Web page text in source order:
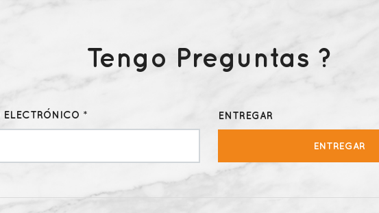
Tengo Preguntas ?
ELECTRÓNICO * ENTREGAR
ENTREGAR